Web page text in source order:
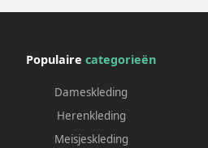
Populaire categorieën
Dameskleding
Herenkleding
Meisjeskleding